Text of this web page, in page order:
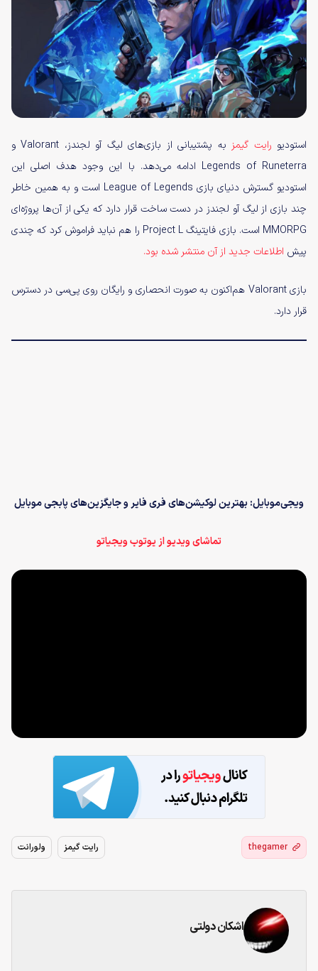
استودیو رایت گیمز
به پشتیبانی از بازی‌های لیگ آو لجندز، Valorant و
Legends of Runeterra ادامه می‌دهد. با این وجود هدف اصلی این
استودیو گسترش دنیای بازی League of Legends است و به همین خاطر
چند بازی از لیگ آو لجندز در دست ساخت قرار دارد که یکی از آن‌ها پروژه‌‌ای
MMORPG است. بازی فایتینگ Project L را هم نباید فراموش کرد که چندی
پیش اطلاعات جدید از آن منتشر شده بود.
بازی Valorant هم‌اکنون به صورت انحصاری و رایگان روی پی‌سی در دسترس
قرار دارد.
ویجی‌موبایل: بهترین لوکیشن‌های فری فایر و جایگزین‌های پابجی موبایل
تماشای ویدیو از یوتوب ویجیاتو
thegamer رایت گیمز ولورانت
اشکان دولتی